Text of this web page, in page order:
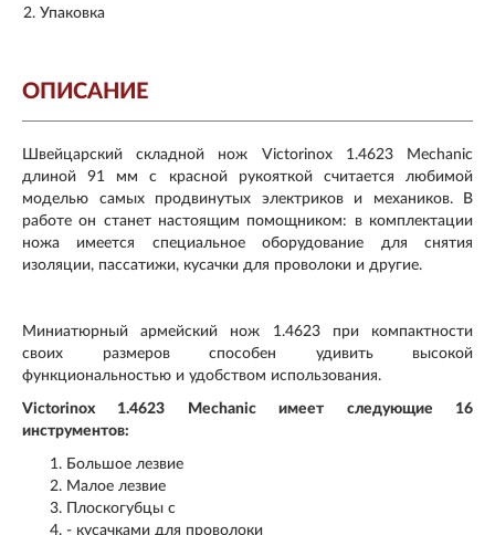
Упаковка
ОПИСАНИЕ
Швейцарский складной нож Victorinox 1.4623 Mechanic
длиной 91 мм с красной рукояткой считается любимой
моделью самых продвинутых электриков и механиков. В
работе он станет настоящим помощником: в комплектации
ножа имеется специальное оборудование для снятия
изоляции, пассатижи, кусачки для проволоки и другие.
Миниатюрный армейский нож 1.4623 при компактности
своих размеров способен удивить высокой
функциональностью и удобством использования.
Victorinox 1.4623 Mechanic имеет следующие 16
инструментов:
Большое лезвие
Малое лезвие
Плоскогубцы с
- кусачками для проволоки